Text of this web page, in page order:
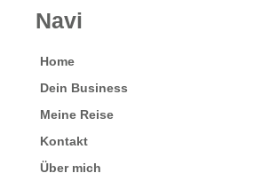
Navi
Home
Dein Business
Meine Reise
Kontakt
Über mich